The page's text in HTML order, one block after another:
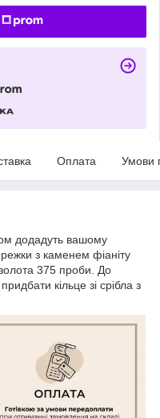
Оплата Умови
додадуть вашому
з каменем фіаніту
золота 375 проби. До
кільце зі срібла з